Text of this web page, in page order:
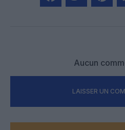
Aucun
LAISSER UN